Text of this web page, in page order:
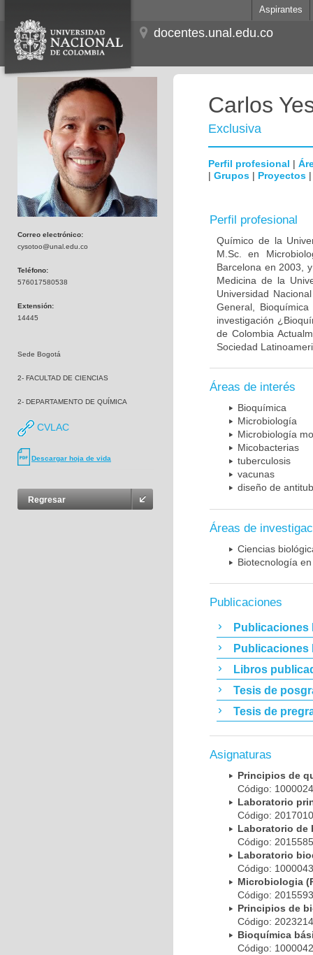
Aspirantes
docentes.unal.edu.co
Correo electrónico:
cysotoo@unal.edu.co
Teléfono:
576017580538
Extensión:
14445
Sede Bogotá
2- FACULTAD DE CIENCIAS
2- DEPARTAMENTO DE QUÍMICA
CVLAC
Descargar hoja de vida
Regresar
Carlos
Exclusiva
Perfil profesional |
| Grupos | Proyectos
Perfil profesional
Químico de la
M.Sc. en
Barcelona en 2003,
Medicina de la
Universidad
General,
investigación
de Colombia
Sociedad
Áreas de interés
Bioquímica
Microbiología
Microbiología
Micobacterias
tuberculosis
vacunas
diseño de
Áreas de
Ciencias
Biotecnología
Publicaciones
Publicaciones
Publicaciones
Libros
Tesis de
Tesis de
Asignaturas
Principios de
Código:
Laboratorio
Código:
Laboratorio de
Código:
Laboratorio
Código:
Microbiologia
Código:
Principios de
Código:
Bioquímica
Código: